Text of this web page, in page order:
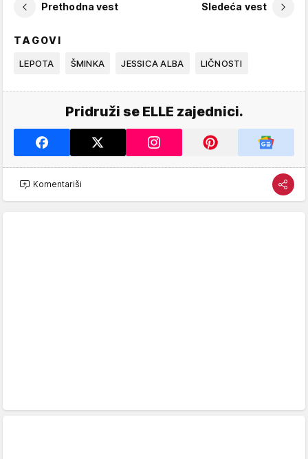
Prethodna vest Sledeća vest
TAGOVI
LEPOTA ŠMINKA JESSICA ALBA LIČNOSTI
Pridruži se ELLE zajednici.
Komentariši